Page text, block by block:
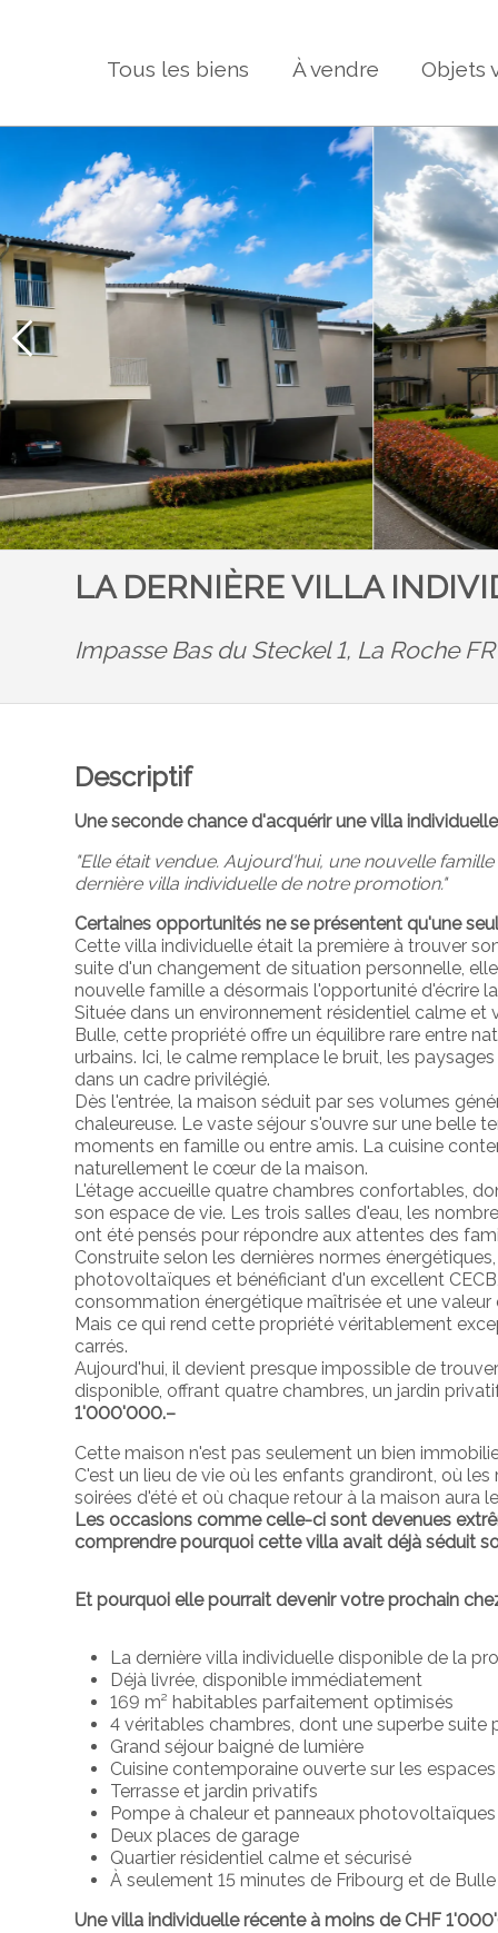
Tous les biens À vendre Objets
LA DERNIÈRE VILLA
Impasse Bas du Steckel 1, La Roche FR
Descriptif
Une seconde chance d'acquérir une villa
"Elle était vendue. Aujourd'hui, une nouvelle
dernière villa individuelle de notre promotion."
Certaines opportunités ne se présentent qu'une
Cette villa individuelle était la première à trouver
suite d'un changement de situation personnelle,
nouvelle famille a désormais l'opportunité d'écrire
Située dans un environnement résidentiel calme
Bulle, cette propriété offre un équilibre rare entre
urbains. Ici, le calme remplace le bruit, les
dans un cadre privilégié.
Dès l'entrée, la maison séduit par ses volumes
chaleureuse. Le vaste séjour s'ouvre sur une belle
moments en famille ou entre amis. La cuisine
naturellement le cœur de la maison.
L'étage accueille quatre chambres confortables,
son espace de vie. Les trois salles d'eau, les
ont été pensés pour répondre aux attentes des
Construite selon les dernières normes
photovoltaïques et bénéficiant d'un excellent
consommation énergétique maîtrisée et une
Mais ce qui rend cette propriété véritablement
carrés.
Aujourd'hui, il devient presque impossible de
disponible, offrant quatre chambres, un jardin
1'000'000.–
Cette maison n'est pas seulement un bien
C'est un lieu de vie où les enfants grandiront, où
soirées d'été et où chaque retour à la maison aura
Les occasions comme celle-ci sont devenues
comprendre pourquoi cette villa avait déjà séduit
Et pourquoi elle pourrait devenir votre prochain
La dernière villa individuelle disponible de la
Déjà livrée, disponible immédiatement
169 m² habitables parfaitement optimisés
4 véritables chambres, dont une superbe suite
Grand séjour baigné de lumière
Cuisine contemporaine ouverte sur les
Terrasse et jardin privatifs
Pompe à chaleur et panneaux photovoltaïques
Deux places de garage
Quartier résidentiel calme et sécurisé
À seulement 15 minutes de Fribourg et de Bulle
Une villa individuelle récente à moins de CHF